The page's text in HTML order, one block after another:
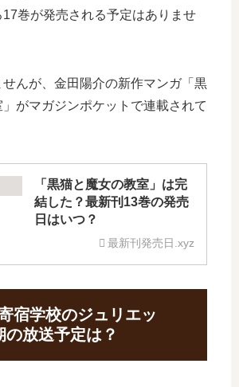
巻が発売される予定はありませ
んが、金田陽介の新作マンガ「黒
がマガジンポケットで連載されて
「黒猫と魔女の教室」は完
結した？最新刊13巻の発売
日はいつ？
最新刊発売日.xyz
宿学校のジュリエッ
の放送予定は？